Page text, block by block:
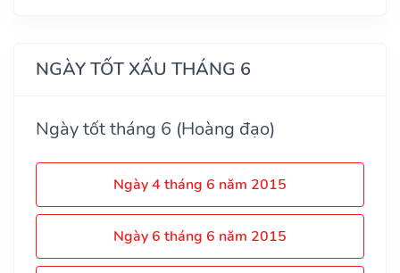
NGÀY TỐT XẤU THÁNG 6
Ngày tốt tháng 6 (Hoàng đạo)
Ngày 4 tháng 6 năm 2015
Ngày 6 tháng 6 năm 2015